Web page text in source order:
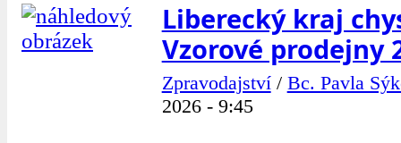
Liberecký kraj
Vzorové prodejny
Zpravodajství/ Bc. Pavla
2026 - 9:45